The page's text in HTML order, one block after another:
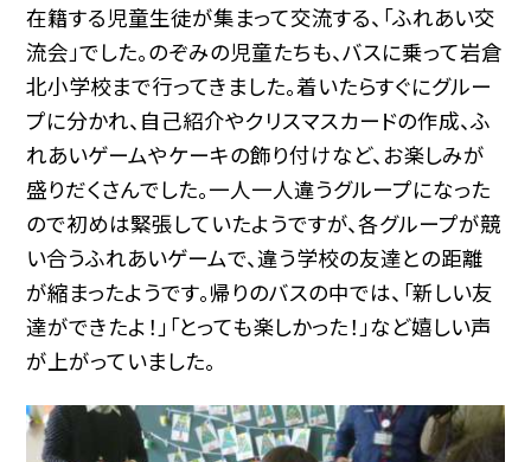
在籍する児童生徒が集まって交流する、「ふれあい交
流会」でした。のぞみの児童たちも、バスに乗って岩倉
北小学校まで行ってきました。着いたらすぐにグルー
プに分かれ、自己紹介やクリスマスカードの作成、ふ
れあいゲームやケーキの飾り付けなど、お楽しみが
盛りだくさんでした。一人一人違うグループになった
ので初めは緊張していたようですが、各グループが競
い合うふれあいゲームで、違う学校の友達との距離
が縮まったようです。帰りのバスの中では、「新しい友
達ができたよ！」「とっても楽しかった！」など嬉しい声
が上がっていました。